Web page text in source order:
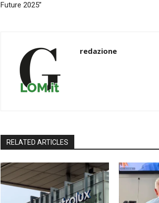
Future 2025”
redazione
RELATED ARTICLES